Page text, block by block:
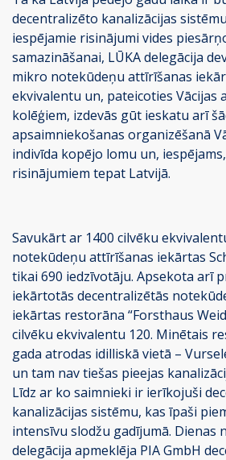
decentralizēto kanalizācijas
iespējamie risinājumi vides
samazināšanai, LŪKA delegācija
mikro notekūdeņu attīrīšanas
ekvivalentu un, pateicoties Vācijas
kolēģiem, izdevās gūt ieskatu arī
apsaimniekošanas organizēšanā
indivīda kopējo lomu un,
risinājumiem tepat Latvijā.
Savukārt ar 1400 cilvēku
notekūdeņu attīrīšanas iekārtas
tikai 690 iedzīvotāju. Apsekota arī
iekārtotās decentralizētās
iekārtas restorāna “Forsthaus
cilvēku ekvivalentu 120. Minētais
gada atrodas idilliskā vietā –
un tam nav tiešas pieejas
Līdz ar ko saimnieki ir ierīkojuši
kanalizācijas sistēmu, kas īpaši
intensīvu slodžu gadījumā. Dienas
delegācija apmeklēja PIA GmbH